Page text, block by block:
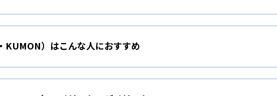
学年式の学力別学習
学年にとらわれずに、一人ひとりの学力に応じたレベルから学習を始めて
レベルから少しずつ難易度を上げていくことで子どもたちは多くの成功
KUMON）はこんな人におすすめ
入る準備をしたい幼児向け